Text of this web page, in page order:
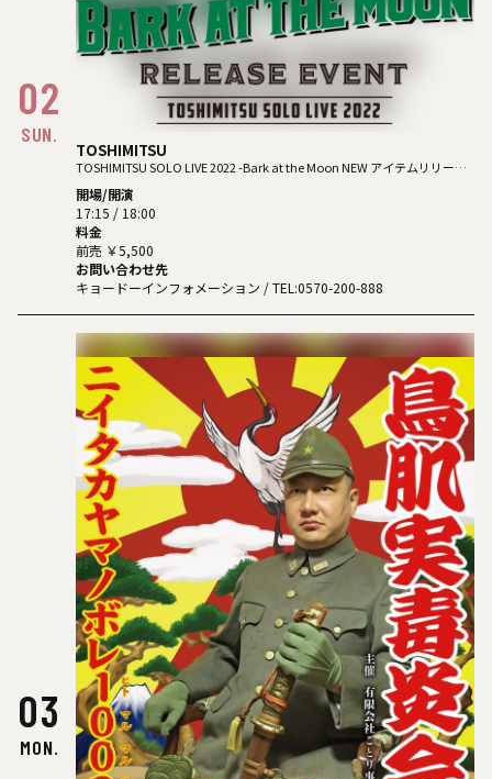
02
SUN.
TOSHIMITSU
TOSHIMITSU SOLO LIVE 2022 -Bark at the Moon NEW アイテムリリース
開場/開演
17:15 / 18:00
料金
前売 ￥5,500
お問い合わせ先
キョードーインフォメーション / TEL:0570-200-888
03
MON.